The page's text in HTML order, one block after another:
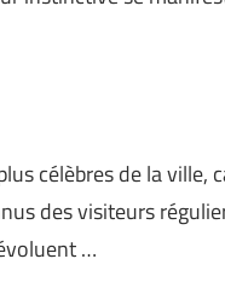
célèbres de la ville,
des visiteurs
…